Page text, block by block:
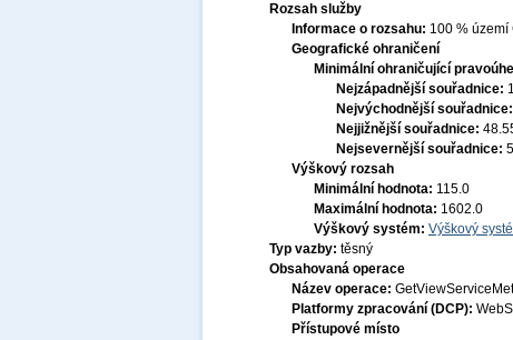
Rozsah služby
Informace o rozsahu: 100 % území
Geografické ohraničení
Minimální ohraničující
Nejzápadnější souřadnice:
Nejvýchodnější souřadnice:
Nejjižnější souřadnice:
Nejsevernější souřadnice:
Výškový rozsah
Minimální hodnota: 115.0
Maximální hodnota: 1602.0
Výškový systém: Výškový
Typ vazby: těsný
Obsahovaná operace
Název operace:
Platformy zpracování (DCP):
Přístupové místo